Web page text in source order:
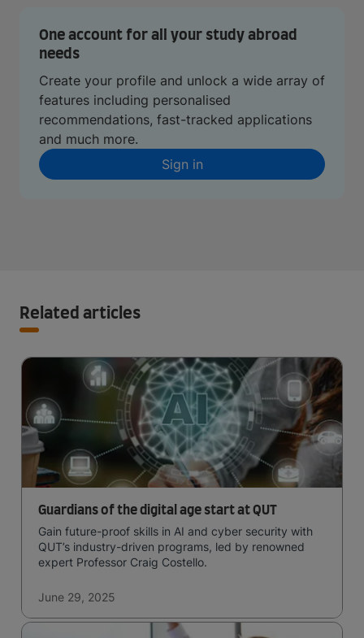
One account for all your study abroad
needs
Create your profile and unlock a wide array of
features including personalised
recommendations, fast-tracked applications
and much more.
Sign in
Related articles
Guardians of the digital age start at QUT
Gain future-proof skills in AI and cyber security with
QUT’s industry-driven programs, led by renowned
expert Professor Craig Costello.
June 29, 2025